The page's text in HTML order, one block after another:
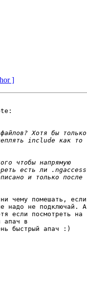
]
чему помешать, если
надо не подключай. А
если посмотреть на
апач в
быстрый апач :)